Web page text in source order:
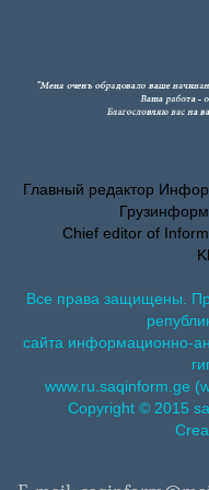
Главный редактор
Chief editor of
Все права защищены.
сайта информационно-
www.ru.saqinform.ge
Copyright © 2015